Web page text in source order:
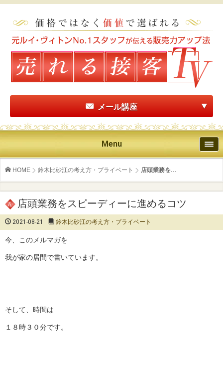
メール講座
Menu
HOME 鈴木比砂江の考え方・プライベート 店頭業務を...
店頭業務をスピーディーに進めるコツ
2021-08-21 鈴木比砂江の考え方・プライベート
今、このメルマガを
我が家の居間で書いています。
そして、時間は
１８時３０分です。